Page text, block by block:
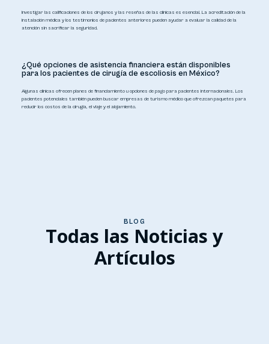
Investigar las calificaciones de los cirujanos y las reseñas de las clínicas es esencial. La acreditación de la
instalación médica y los testimonios de pacientes anteriores pueden ayudar a evaluar la calidad de la
atención sin sacrificar la seguridad.
¿Qué opciones de asistencia financiera están disponibles
para los pacientes de cirugía de escoliosis en México?
Algunas clínicas ofrecen planes de financiamiento u opciones de pago para pacientes internacionales. Los
pacientes potenciales también pueden buscar empresas de turismo médico que ofrezcan paquetes para
reducir los costos de la cirugía, el viaje y el alojamiento.
BLOG
Todas las Noticias y
Artículos